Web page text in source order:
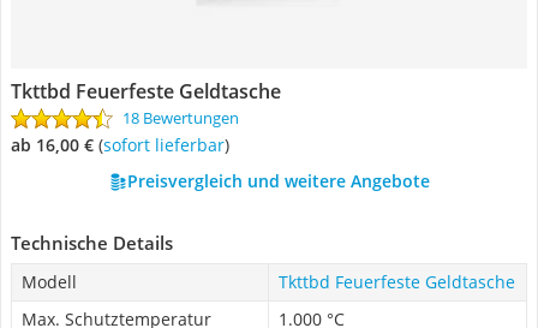
Tkttbd Feuerfeste Geldtasche
18 Bewertungen
ab 16,00 € ( Sofort lieferbar)
Preisvergleich und weitere Angebote
Technische Details
Modell
Tkttbd Feuerfeste Geldtasche
Max. Schutztemperatur
1.000 °C